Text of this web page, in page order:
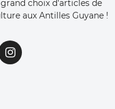
choix d'articles de
aux Antilles Guyane !